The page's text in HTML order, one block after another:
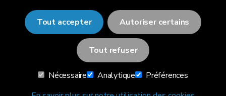
Tout accepter Autoriser certains
Tout refuser
Nécessaire Analytique
Préférences
© 2026 RainViewer,MeteoLab Inc.
Avis de confidentialitéConditions générales